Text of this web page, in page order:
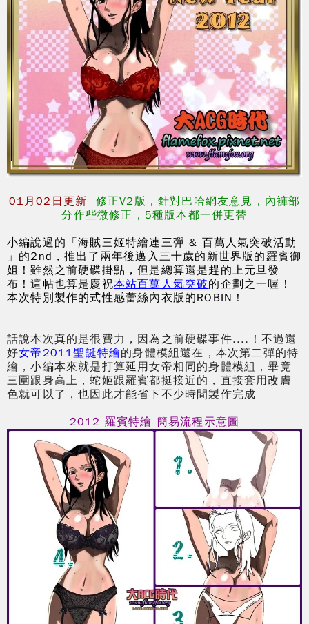
01月02日更新
修正V2版，針對巴哈網友意見，內褲部
分作些微修正，5種版本都一併更替
小編說過的 「海賊三姬特繪連三彈 & 百萬人氣突破活動
」 的2nd，推出了兩年後邁入三十歲的新世界版的羅賓御
姐！雖然之前硬碟掛點，但是總算還是趕的上元旦發
布！這帖也算是慶祝本站百萬人氣突破的企劃之一喔！
本次特別製作的式性感蕾絲內衣版的ROBIN！
話說本次真的是很費力，因為之前硬碟事件....！不過還
好女帝2011聖誕特繪的身體模組還在，本次第二彈的特
繪，小編本來就是打算延用女帝相同的身體模組，畢竟
三圍跟身高上，蛇姬跟羅賓都挺接近的，直接套用改膚
色就可以了，也因此才能省下不少時間製作完成
2012 羅賓特繪 簡易流程示意圖